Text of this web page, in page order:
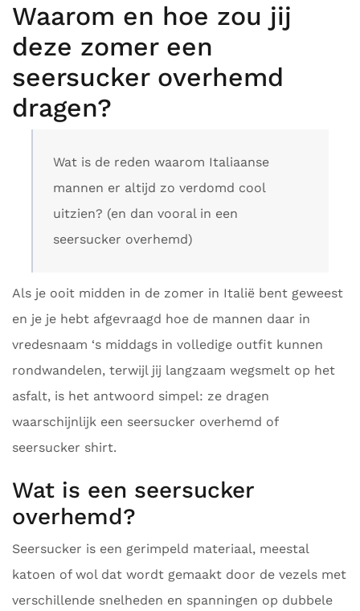
Waarom en hoe zou jij
deze zomer een
seersucker overhemd
dragen?
Wat is de reden waarom Italiaanse
mannen er altijd zo verdomd cool
uitzien? (en dan vooral in een
seersucker overhemd)
Als je ooit midden in de zomer in Italië bent geweest
en je je hebt afgevraagd hoe de mannen daar in
vredesnaam ‘s middags in volledige outfit kunnen
rondwandelen, terwijl jij langzaam wegsmelt op het
asfalt, is het antwoord simpel: ze dragen
waarschijnlijk een seersucker overhemd of
seersucker shirt.
Wat is een seersucker
overhemd?
Seersucker is een gerimpeld materiaal, meestal
katoen of wol dat wordt gemaakt door de vezels met
verschillende snelheden en spanningen op dubbele